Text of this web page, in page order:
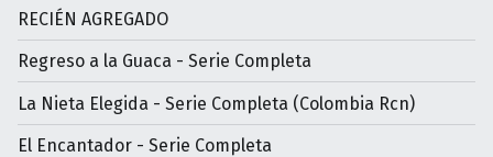
RECIÉN AGREGADO
Regreso a la Guaca - Serie Completa
La Nieta Elegida - Serie Completa (Colombia Rcn)
El Encantador - Serie Completa